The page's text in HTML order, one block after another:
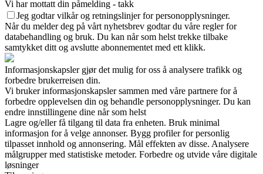
Vi har mottatt din påmelding - takk
Jeg godtar vilkår og retningslinjer for personopplysninger.
Når du melder deg på vårt nyhetsbrev godtar du våre regler for
databehandling og bruk. Du kan når som helst trekke tilbake
samtykket ditt og avslutte abonnementet med ett klikk.
Informasjonskapsler gjør det mulig for oss å analysere trafikk og
forbedre brukerreisen din.
Vi bruker informasjonskapsler sammen med våre partnere for å
forbedre opplevelsen din og behandle personopplysninger. Du kan
endre innstillingene dine når som helst
Lagre og/eller få tilgang til data fra enheten. Bruk minimal
informasjon for å velge annonser. Bygg profiler for personlig
tilpasset innhold og annonsering. Mål effekten av disse. Analysere
målgrupper med statistiske metoder. Forbedre og utvide våre digitale
løsninger